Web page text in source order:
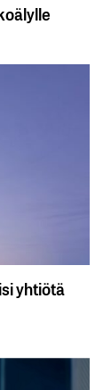
yhtiötä